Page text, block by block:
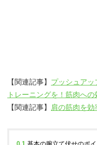
【関連記事】 プッシュア
トレーニングを！筋肉へ
【関連記事】
肩の筋肉を効